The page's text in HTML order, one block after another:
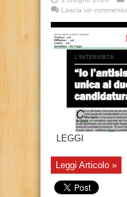
Lascia un commento
LEGGI
Leggi Articolo »